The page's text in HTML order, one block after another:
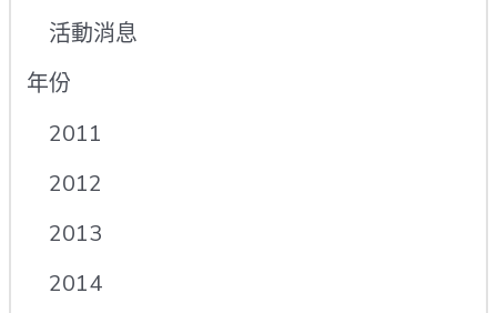
活動消息
年份
2011
2012
2013
2014